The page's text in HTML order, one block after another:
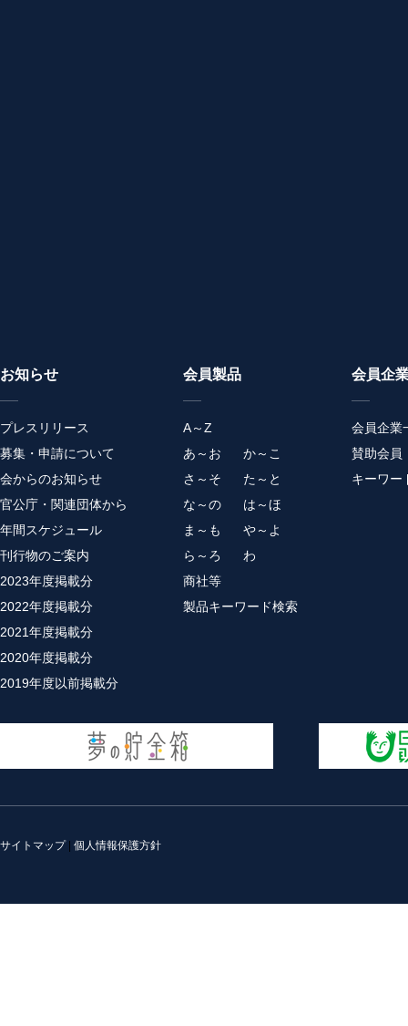
お知らせ
プレスリリース
募集・申請について
会からのお知らせ
官公庁・関連団体から
年間スケジュール
刊行物のご案内
2023年度掲載分
2022年度掲載分
2021年度掲載分
2020年度掲載分
2019年度以前掲載分
会員製品
A～Z
あ～お
か～こ
さ～そ
た～と
な～の
は～ほ
ま～も
や～よ
ら～ろ
わ
商社等
製品キーワード検索
会員企
会員企業
賛助会員
キーワー
サイトマップ| 個人情報保護方針